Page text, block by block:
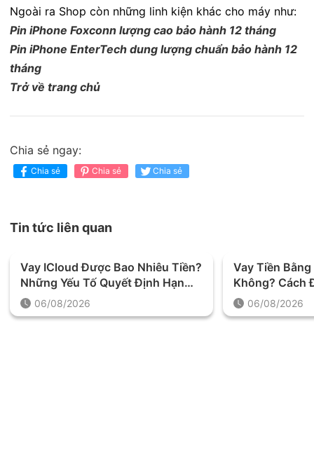
Ngoài ra Shop còn những linh kiện khác cho máy như:
Pin iPhone Foxconn lượng cao bảo hành 12 tháng
Pin iPhone EnterTech dung lượng chuẩn bảo hành 12
tháng
Trở về trang chủ
Chia sẻ ngay:
Chia sẻ Chia sẻ Chia sẻ
Tin tức liên quan
Vay ICloud Được Bao Nhiêu Tiền?
Những Yếu Tố Quyết Định Hạn
Mức Khoản Vay
06/08/2026
Vay Tiền
Không? Cách
Trước Khi
06/08/2026